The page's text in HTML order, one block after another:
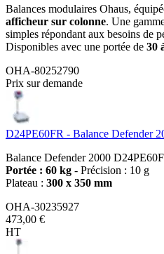
Balances modulaires Ohaus,
afficheur sur colonne. Une
simples répondant aux besoins de
Disponibles avec une portée de 30
OHA-80252790
Prix sur demande
D24PE60FR - Balance Defender
Balance Defender 2000
Portée : 60 kg - Précision : 10 g
Plateau : 300 x 350 mm
OHA-30235927
473,00 €
HT